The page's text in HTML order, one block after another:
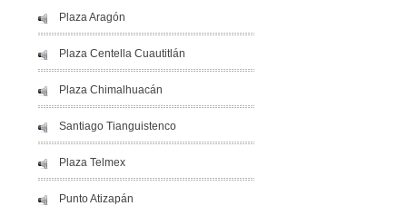
Plaza Aragón
Plaza Centella Cuautitlán
Plaza Chimalhuacán
Santiago Tianguistenco
Plaza Telmex
Punto Atizapán